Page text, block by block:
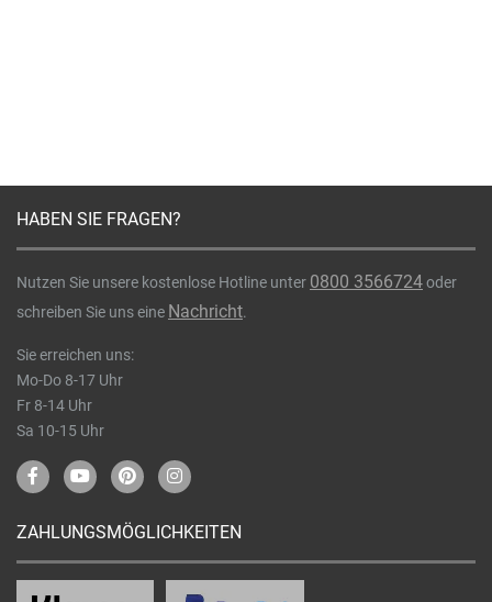
HABEN SIE FRAGEN?
Nutzen Sie unsere kostenlose Hotline unter 0800 3566724oder
schreiben Sie uns eine Nachricht.
Sie erreichen uns:
Mo-Do 8-17 Uhr
Fr 8-14 Uhr
Sa 10-15 Uhr
ZAHLUNGSMÖGLICHKEITEN